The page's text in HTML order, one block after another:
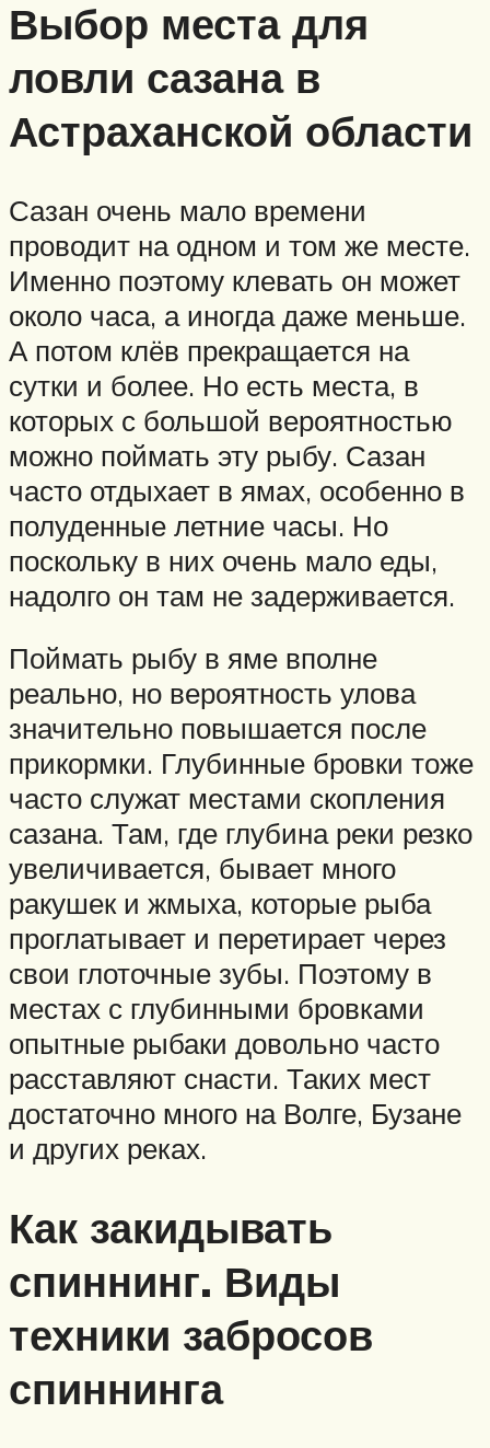
Выбор места для
ловли сазана в
Астраханской области
Сазан очень мало времени
проводит на одном и том же месте.
Именно поэтому клевать он может
около часа, а иногда даже меньше.
А потом клёв прекращается на
сутки и более. Но есть места, в
которых с большой вероятностью
можно поймать эту рыбу. Сазан
часто отдыхает в ямах, особенно в
полуденные летние часы. Но
поскольку в них очень мало еды,
надолго он там не задерживается.
Поймать рыбу в яме вполне
реально, но вероятность улова
значительно повышается после
прикормки. Глубинные бровки тоже
часто служат местами скопления
сазана. Там, где глубина реки резко
увеличивается, бывает много
ракушек и жмыха, которые рыба
проглатывает и перетирает через
свои глоточные зубы. Поэтому в
местах с глубинными бровками
опытные рыбаки довольно часто
расставляют снасти. Таких мест
достаточно много на Волге, Бузане
и других реках.
Как закидывать
спиннинг. Виды
техники забросов
спиннинга